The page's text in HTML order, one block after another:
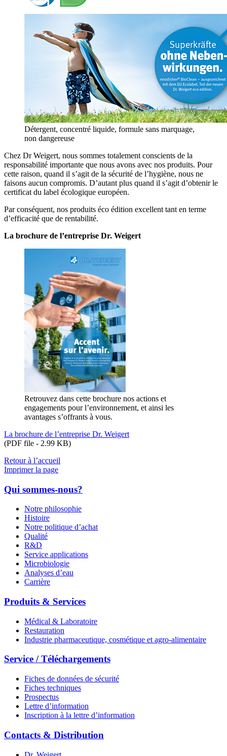
Détergent, concentré liquide, formule sans marquage,
non dangereuse
Chez Dr Weigert, nous sommes totalement conscients de la
responsabilité importante que nous avons avec nos produits. Pour
cette raison, quand il s’agit de la sécurité de l’hygiène, nous ne
faisons aucun compromis. D’autant plus quand il s’agit d’obtenir le
certificat du label écologique européen.
Par conséquent, nos produits éco édition excellent tant en terme
d’efficacité que de rentabilité.
La brochure de l’entreprise Dr. Weigert
Retrouvez dans cette brochure nos actions et
engagements pour l’environnement, et ainsi les
avantages s’offrants à vous.
La brochure de l’entreprise Dr. Weigert
(PDF file - 2.99 KB)
Retour à l’accueil
Imprimer la page
Qui sommes-nous?
Notre philosophie
Histoire
Notre politique d’achat
Qualité
R&D
Service applications
Microbiologie
Analyses d’eau
Carrière
Produits & Services
Médical & Laboratoire
Restauration
Industrie pharmaceutique, cosmétique et agro-alimentaire
Service / Téléchargements
Fiches de données de sécurité
Fiches techniques
Prospectus
Lettre d’information
Inscription à la lettre d’information
Contacts & Distribution